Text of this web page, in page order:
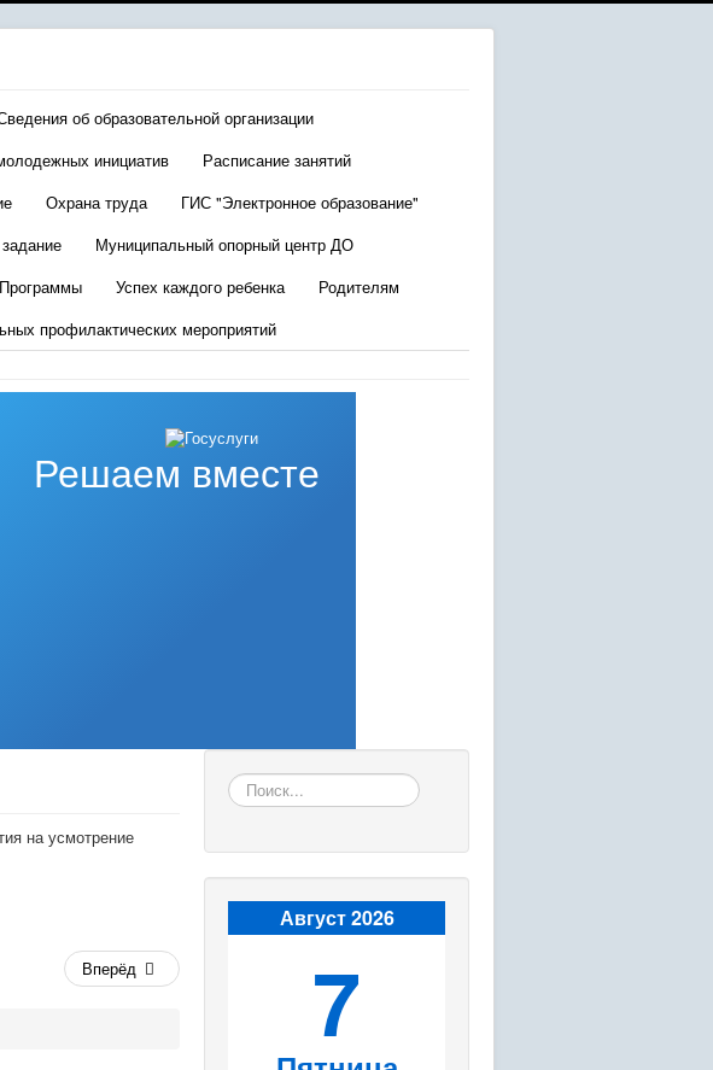
об образовательной организации
инициатив
Расписание занятий
Охрана труда
ГИС "Электронное образование"
Муниципальный опорный центр ДО
Программы Успех каждого ребенка
Родителям
профилактических мероприятий
Решаем вместе
на усмотрение
Вперёд
Искать...
Август 2026
7